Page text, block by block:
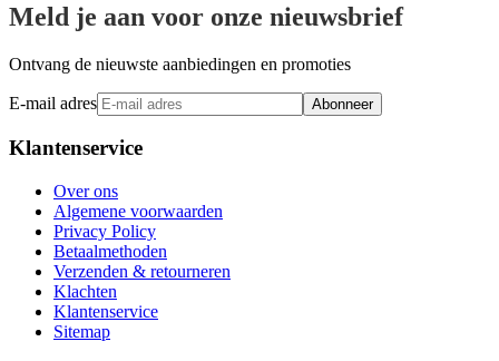
Meld je aan voor onze nieuwsbrief
Ontvang de nieuwste aanbiedingen en promoties
E-mail adres Abonneer
Klantenservice
Over ons
Algemene voorwaarden
Privacy Policy
Betaalmethoden
Verzenden & retourneren
Klachten
Klantenservice
Sitemap